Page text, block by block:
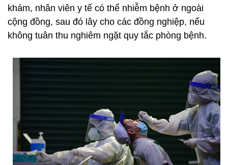
khám, nhân viên y tế có thể nhiễm bệnh ở ngoài
cộng đồng, sau đó lây cho các đồng nghiệp, nếu
không tuân thu nghiêm ngặt quy tắc phòng bệnh.